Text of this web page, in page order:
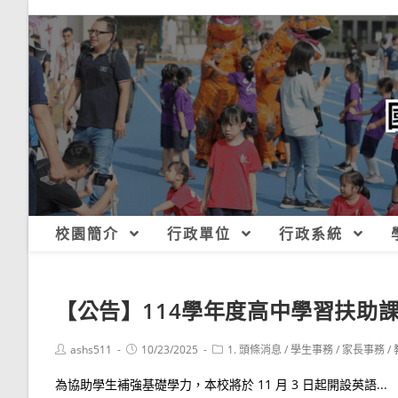
校園簡介 行政單位 行政系統
【公告】114學年度高中學習扶助
Postashs511
Post10/23/2025
Post1. 頭條消息 /學生事務/ 家長事務/
為協助學生補強基礎學力，本校將於 11 月 3 日起開設英語...